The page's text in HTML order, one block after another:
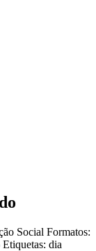
Social Formatos:
Etiquetas: dia